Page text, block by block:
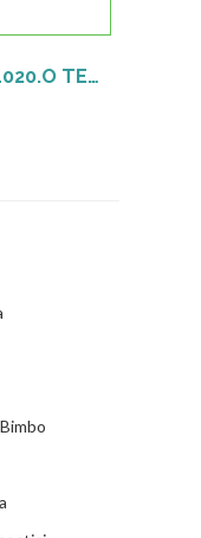
Verticale Young HVY1020.O TERMOVENTILATORI